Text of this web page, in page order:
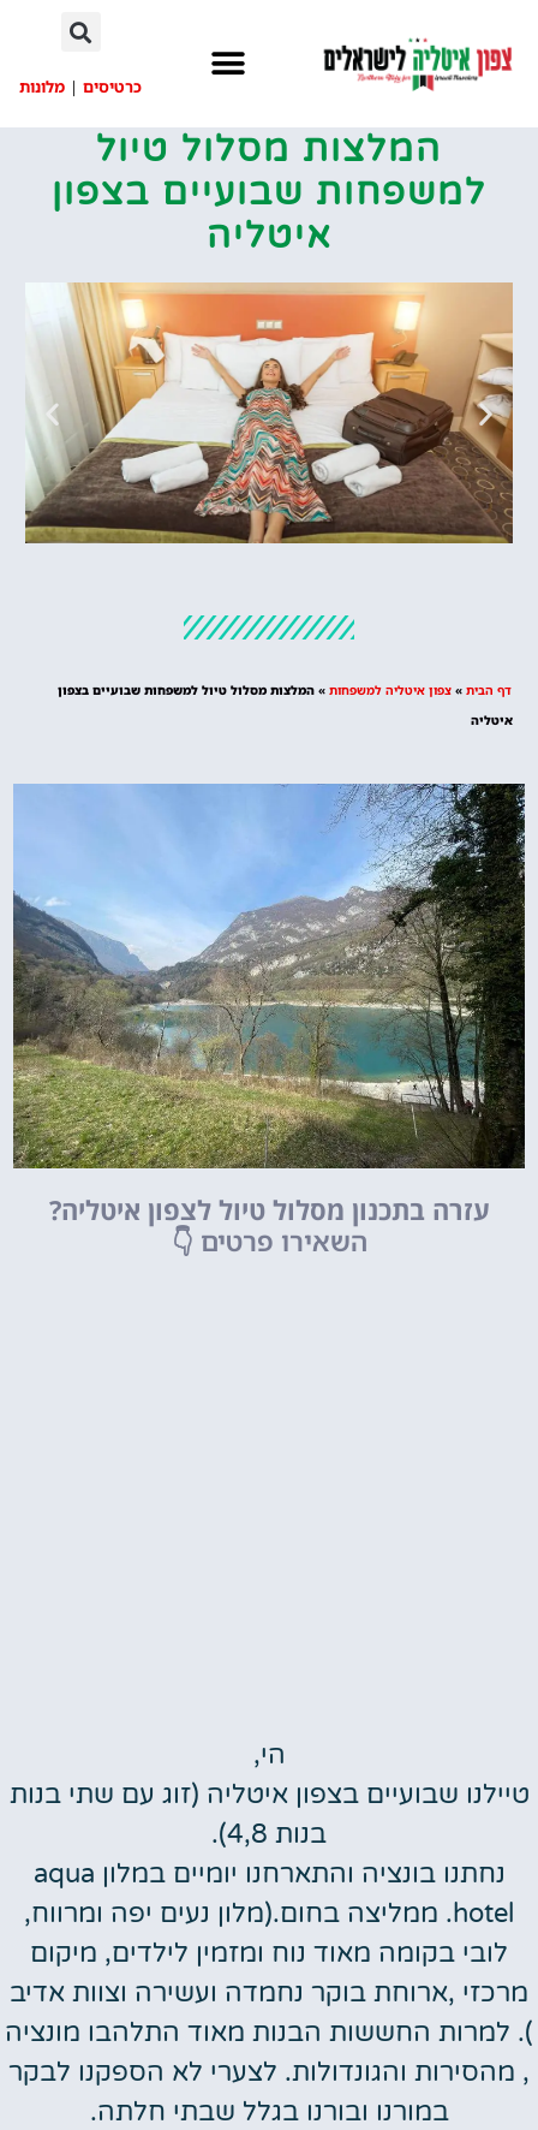
כרטיסים | מלונות
המלצות מסלול טיול
למשפחות שבועיים בצפון
איטליה
מציאת מלון
דף הבית » צפון איטליה למשפחות » המלצות מסלול טיול למשפחות שבועיים בצפון
איטליה
עזרה בתכנון מסלול טיול לצפון איטליה?
השאירו פרטים 👇
הי,
טיילנו שבועיים בצפון איטליה (זוג עם שתי בנות
בנות 4,8).
נחתנו בונציה והתארחנו יומיים במלון aqua
hotel. ממליצה בחום.(מלון נעים יפה ומרווח,
לובי בקומה מאוד נוח ומזמין לילדים, מיקום
מרכזי ,ארוחת בוקר נחמדה ועשירה וצוות אדיב
). למרות החששות הבנות מאוד התלהבו מונציה
, מהסירות והגונדולות. לצערי לא הספקנו לבקר
במורנו ובורנו בגלל שבתי חלתה.